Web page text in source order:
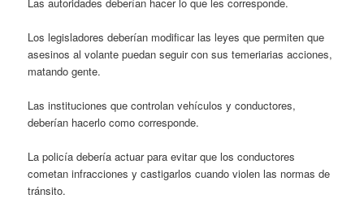
Los legisladores deberían modificar las leyes que permiten que
asesinos al volante puedan seguir con sus temeriarias acciones,
matando gente.
Las instituciones que controlan vehículos y conductores,
deberían hacerlo como corresponde.
La policía debería actuar para evitar que los conductores
cometan infracciones y castigarlos cuando violen las normas de
tránsito.